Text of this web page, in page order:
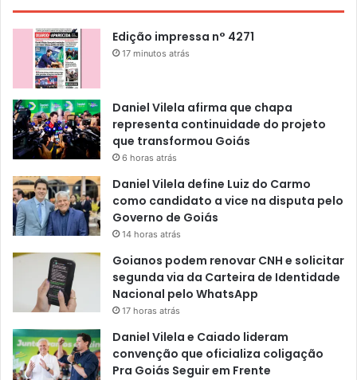
Edição impressa n° 4271
17 minutos atrás
Daniel Vilela afirma que chapa
representa continuidade do projeto
que transformou Goiás
6 horas atrás
Daniel Vilela define Luiz do Carmo
como candidato a vice na disputa pelo
Governo de Goiás
14 horas atrás
Goianos podem renovar CNH e solicitar
segunda via da Carteira de Identidade
Nacional pelo WhatsApp
17 horas atrás
Daniel Vilela e Caiado lideram
convenção que oficializa coligação
Pra Goiás Seguir em Frente